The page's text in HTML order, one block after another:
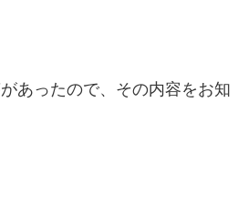
あったので、その内容をお知